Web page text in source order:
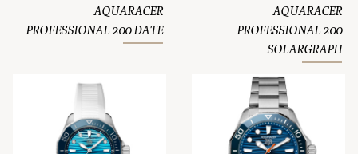
AQUARACER
PROFESSIONAL 200 DATE
AQUARACER
PROFESSIONAL 200
SOLARGRAPH